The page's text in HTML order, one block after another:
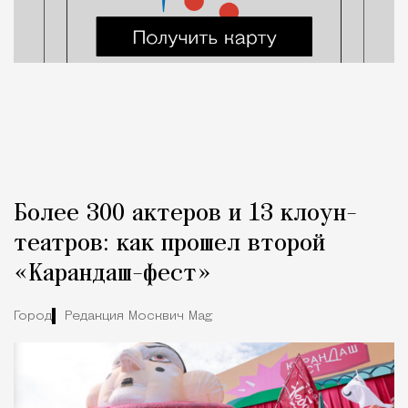
Более 300 актеров и 13 клоун-
театров: как прошел второй
«Карандаш-фест»
Город Редакция Москвич Mag